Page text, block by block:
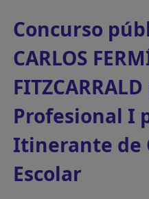
Concurso
CARLOS
Profesional I
Itinerante de
Escolar